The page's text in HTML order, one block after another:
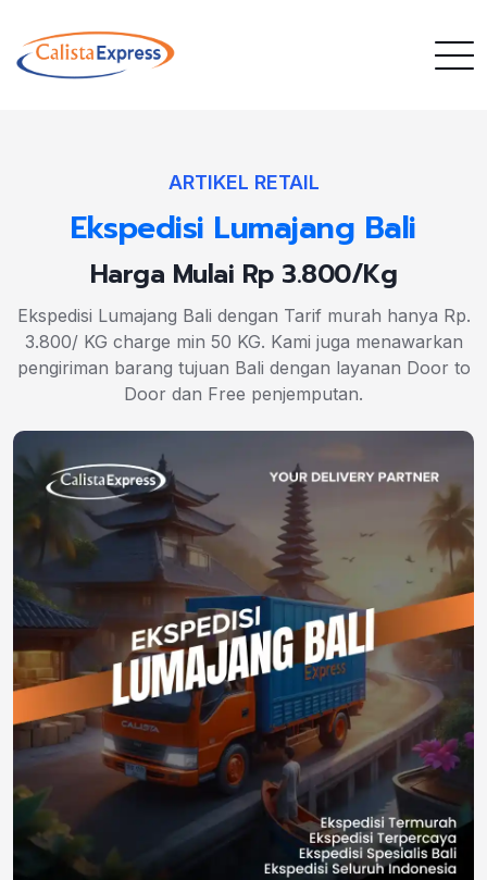
ARTIKEL RETAIL
Ekspedisi Lumajang Bali
Harga Mulai Rp 3.800/Kg
Ekspedisi Lumajang Bali dengan Tarif murah hanya Rp.
3.800/ KG charge min 50 KG. Kami juga menawarkan
pengiriman barang tujuan Bali dengan layanan Door to
Door dan Free penjemputan.